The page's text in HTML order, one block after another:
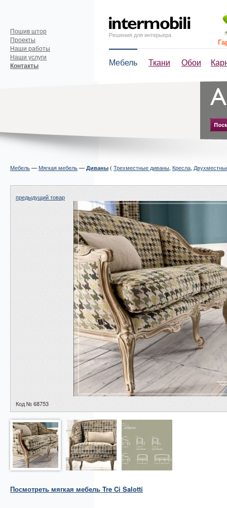
Решения для интерьера
Мебель Ткани Обои
Пошив штор
Проекты
Наши работы
Наши услуги
Контакты
Мебель— Мягкая мебель— Диваны ( Трехместные диваны, Кресла,
предыдущий товар
Код № 68753
Посмотреть мягкая мебель Tre Ci Salotti